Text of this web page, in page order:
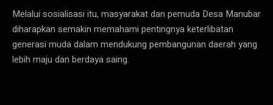
Melalui sosialisasi itu, masyarakat dan pemuda Desa Manubar
diharapkan semakin memahami pentingnya keterlibatan
generasi muda dalam mendukung pembangunan daerah yang
lebih maju dan berdaya saing.